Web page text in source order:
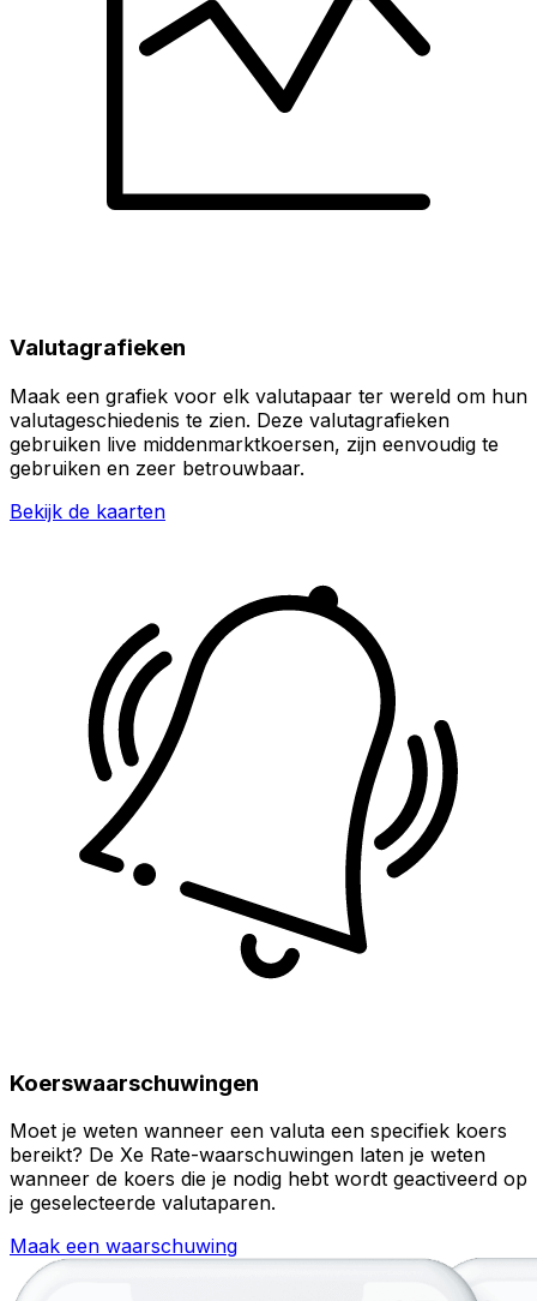
Valutagrafieken
Maak een grafiek voor elk valutapaar ter wereld om hun
valutageschiedenis te zien. Deze valutagrafieken
gebruiken live middenmarktkoersen, zijn eenvoudig te
gebruiken en zeer betrouwbaar.
Bekijk de kaarten
Koerswaarschuwingen
Moet je weten wanneer een valuta een specifiek koers
bereikt? De Xe Rate-waarschuwingen laten je weten
wanneer de koers die je nodig hebt wordt geactiveerd op
je geselecteerde valutaparen.
Maak een waarschuwing